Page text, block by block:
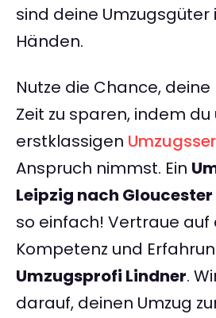
sind deine
Händen.
Nutze die Chance, deine
Zeit zu sparen, indem
erstklassigen
Anspruch nimmst. Ein
Leipzig nach Gloucester
so einfach! Vertraue auf
Kompetenz und
Umzugsprofi Lindner.
darauf, deinen Umzug